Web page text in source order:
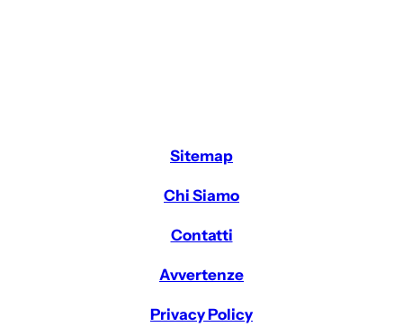
Sitemap
Chi Siamo
Contatti
Avvertenze
Privacy Policy